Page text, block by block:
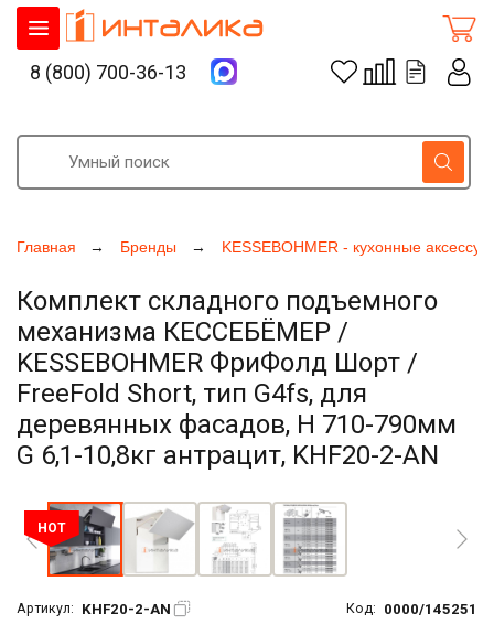
Главная Бренды KESSEBOHMER - кухонные
Комплект складного подъемного
механизма КЕССЕБЁМЕР /
KESSEBOHMER ФриФолд Шорт /
FreeFold Short, тип G4fs, для
деревянных фасадов, H 710-790мм
G 6,1-10,8кг антрацит, KHF20-2-AN
HOT
Артикул: KHF20-2-AN Код: 0000/145251
8 (800) 700-36-13